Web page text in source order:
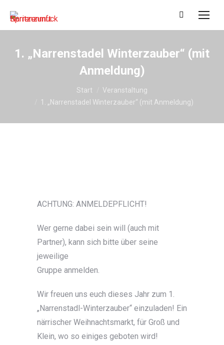
Search:
1. „Narrenstadel Winterzauber“ (mit
Anmeldung)
Sie befinden sich hier:Start
Veranstaltung
1. „Narrenstadel Winterzauber“ (mit Anmeldung)
ACHTUNG: ANMELDEPFLICHT!
Wer gerne dabei sein will (auch mit
Partner), kann sich bitte über seine
jeweilige
Gruppe anmelden.
Wir freuen uns euch dieses Jahr zum 1.
„Narrenstadl-Winterzauber“ einzuladen! Ein
närrischer Weihnachtsmarkt, für Groß und
Klein, wo so einiges geboten wird!